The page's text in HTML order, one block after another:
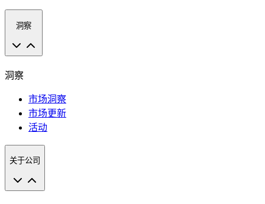
洞察
洞察
市场洞察
市场更新
活动
关于公司